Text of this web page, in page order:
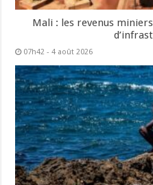
Mali : les revenus
07h42 - 4 août 2026